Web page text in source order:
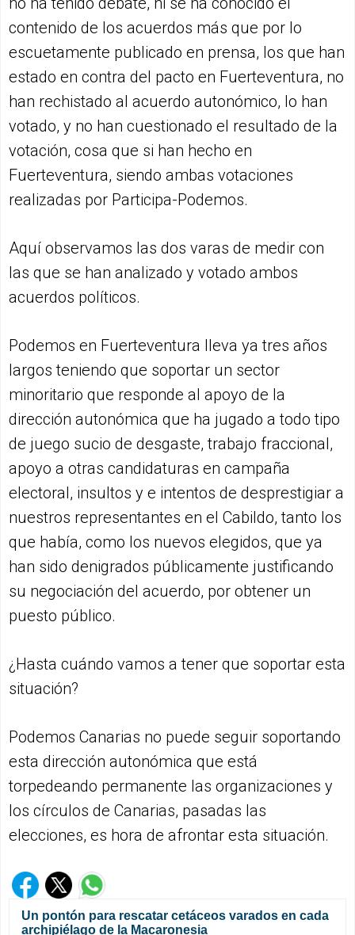
contenido de los acuerdos más que por lo
escuetamente publicado en prensa, los que han
estado en contra del pacto en Fuerteventura, no
han rechistado al acuerdo autonómico, lo han
votado, y no han cuestionado el resultado de la
votación, cosa que si han hecho en
Fuerteventura, siendo ambas votaciones
realizadas por Participa-Podemos.
Aquí observamos las dos varas de medir con
las que se han analizado y votado ambos
acuerdos políticos.
Podemos en Fuerteventura lleva ya tres años
largos teniendo que soportar un sector
minoritario que responde al apoyo de la
dirección autonómica que ha jugado a todo tipo
de juego sucio de desgaste, trabajo fraccional,
apoyo a otras candidaturas en campaña
electoral, insultos y e intentos de desprestigiar a
nuestros representantes en el Cabildo, tanto los
que había, como los nuevos elegidos, que ya
han sido denigrados públicamente justificando
su negociación del acuerdo, por obtener un
puesto público.
¿Hasta cuándo vamos a tener que soportar esta
situación?
Podemos Canarias no puede seguir soportando
esta dirección autonómica que está
torpedeando permanente las organizaciones y
los círculos de Canarias, pasadas las
elecciones, es hora de afrontar esta situación.
Un pontón para rescatar cetáceos varados en cada
archipiélago de la Macaronesia